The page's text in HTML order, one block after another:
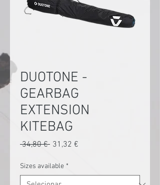
DUOTONE -
GEARBAG
EXTENSION
KITEBAG
34,80 € Preço
31,32 €
Sizes available *